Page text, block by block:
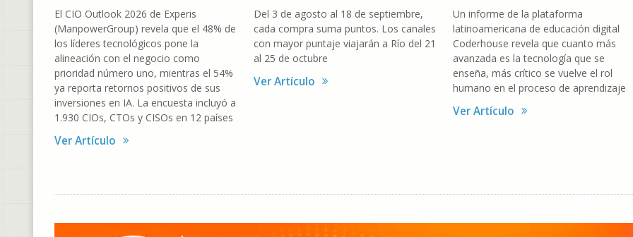
El CIO Outlook 2026 de Experis
(ManpowerGroup) revela que el 48% de
los líderes tecnológicos pone la
alineación con el negocio como
prioridad número uno, mientras el 54%
ya reporta retornos positivos de sus
inversiones en IA. La encuesta incluyó a
1.930 CIOs, CTOs y CISOs en 12 países
Ver Artículo
Del 3 de agosto al 18 de septiembre,
cada compra suma puntos. Los canales
con mayor puntaje viajarán a Río del 21
al 25 de octubre
Ver Artículo
Un informe de la plataforma
latinoamericana de educación digital
Coderhouse revela que cuanto más
avanzada es la tecnología que se
enseña, más crítico se vuelve el rol
humano en el proceso de aprendizaje
Ver Artículo